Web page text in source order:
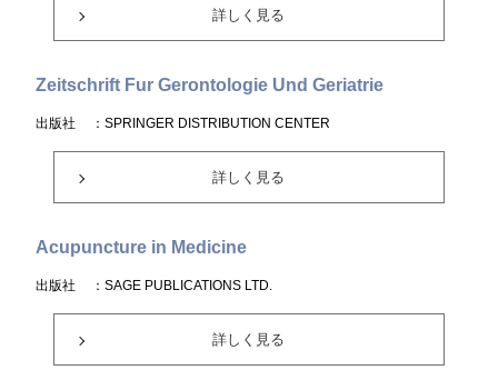
詳しく見る
Zeitschrift Fur Gerontologie Und Geriatrie
出版社 ：SPRINGER DISTRIBUTION CENTER
詳しく見る
Acupuncture in Medicine
出版社 ：SAGE PUBLICATIONS LTD.
詳しく見る